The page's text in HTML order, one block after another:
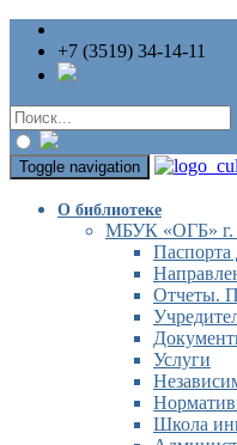
+7 (3519) 34-14-11
Toggle navigation
О библиотеке
МБУК «ОГБ» г.
Паспорта
Отчеты.
Услуги
Школа